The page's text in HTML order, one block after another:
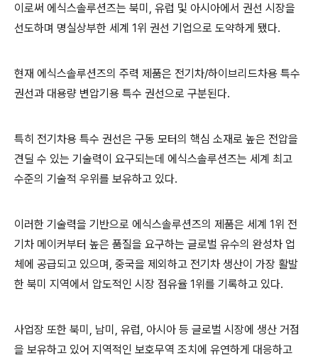
이로써 에식스솔루션즈는 북미, 유럽 및 아시아에서 권선 시장을
선도하며 명실상부한 세계 1위 권선 기업으로 도약하게 됐다.
현재 에식스솔루션즈의 주력 제품은 전기차/하이브리드차용 특수
권선과 대용량 변압기용 특수 권선으로 구분된다.
특히 전기차용 특수 권선은 구동 모터의 핵심 소재로 높은 전압을
견딜 수 있는 기술력이 요구되는데 에식스솔루션즈는 세계 최고
수준의 기술적 우위를 보유하고 있다.
이러한 기술력을 기반으로 에식스솔루션즈의 제품은 세계 1위 전
기차 메이커부터 높은 품질을 요구하는 글로벌 유수의 완성차 업
체에 공급되고 있으며, 중국을 제외하고 전기차 생산이 가장 활발
한 북미 지역에서 압도적인 시장 점유율 1위를 기록하고 있다.
사업장 또한 북미, 남미, 유럽, 아시아 등 글로벌 시장에 생산 거점
을 보유하고 있어 지역적인 보호무역 조치에 유연하게 대응하고